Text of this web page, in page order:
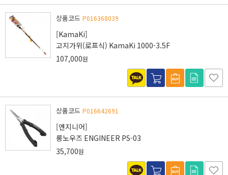
상품코드 P016368039
[KamaKi]
고지가위(로프식) KamaKi 1000-3.5F
107,000원
상품코드 P016642691
[엔지니어]
롱노우즈 ENGINEER PS-03
35,700원